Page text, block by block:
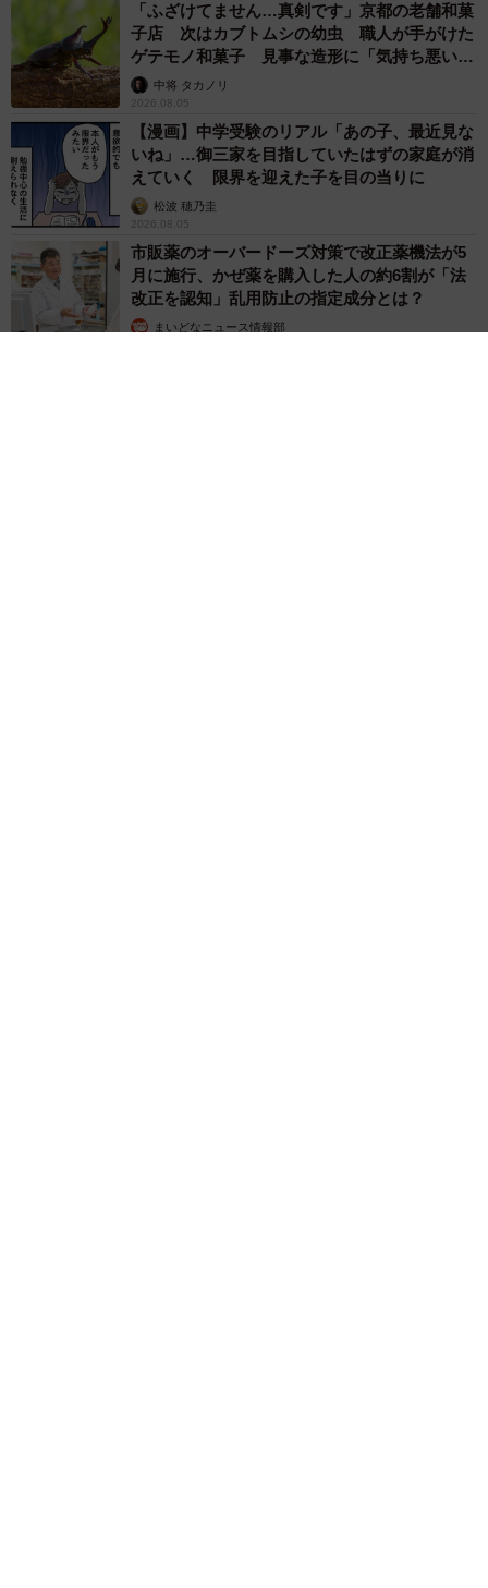
「ふざけてません…真剣です」京都の老舗和菓
子店 次はカブトムシの幼虫 職人が手がけた
ゲテモノ和菓子 見事な造形に「気持ち悪いく
らいリアル」
中将 タカノリ
2026.08.05
【漫画】中学受験のリアル「あの子、最近見な
いね」…御三家を目指していたはずの家庭が消
えていく 限界を迎えた子を目の当りに
松波 穂乃圭
2026.08.05
市販薬のオーバードーズ対策で改正薬機法が5
月に施行、かぜ薬を購入した人の約6割が「法
改正を認知」乱用防止の指定成分とは？
まいどなニュース情報部